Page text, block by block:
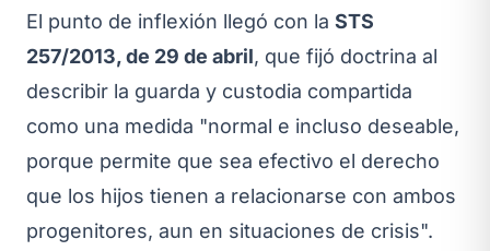
El punto de inflexión llegó con la STS
257/2013, de 29 de abril, que fijó doctrina al
describir la guarda y custodia compartida
como una medida "normal e incluso deseable,
porque permite que sea efectivo el derecho
que los hijos tienen a relacionarse con ambos
progenitores, aun en situaciones de crisis".